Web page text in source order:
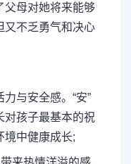
父母对她将来能够
又不乏勇气和决心
与安全感。“安”
对孩子最基本的祝
境中健康成长;